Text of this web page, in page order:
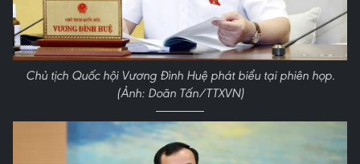
Chủ tịch Quốc hội Vương Đình Huệ phát biểu tại phiên họp.
(Ảnh: Doãn Tấn/TTXVN)